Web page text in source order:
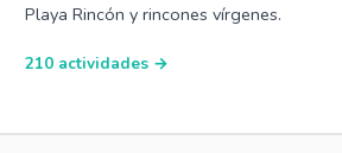
Playa Rincón y rincones vírgenes.
210 actividades →